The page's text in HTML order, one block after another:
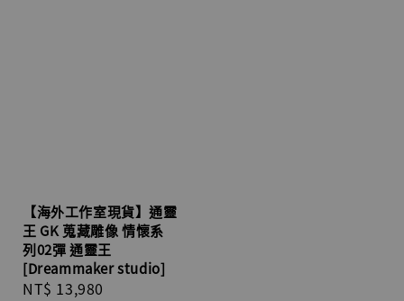
【海外工作室現貨】通靈
王 GK 蒐藏雕像 情懷系
列02彈 通靈王
[Dreammaker studio]
Regular
NT$ 13,980